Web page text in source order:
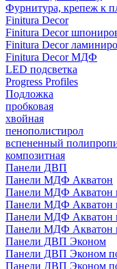
Фурнитура, крепеж к
Finitura Decor
Finitura Decor
Finitura Decor
Finitura Decor МДФ
LED подсветка
Progress Profiles
Подложка
пробковая
хвойная
пенополистирол
вспененный
композитная
Панели ДВП
Панели МДФ Акватон
Панели МДФ Акватон
Панели МДФ Акватон
Панели МДФ Акватон
Панели МДФ Акватон
Панели ДВП Эконом
Панели ДВП Эконом
Панели ДВП Эконом